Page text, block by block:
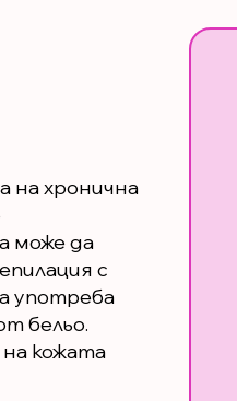
на хронична
може да
с
употреба
бельо.
кожата